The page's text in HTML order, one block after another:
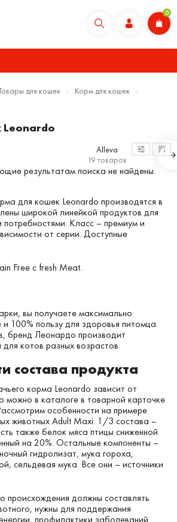
0
для кошек
Корм для кошек
Leonardo
Alleva
19 товаров
результатам поиска не найдены.
для кошек Leonardo производятся в
широкой линейкой продуктов для
потребностями. Класс – премиум и
от серии. Доступные
Free с fresh Meat.
вы получаете максимально
и 100% пользу для здоровья питомца.
бренд Леонардо производит
котов разных возрастов.
состава продукта
корма Leonardo зависит от
можно в каталоге в товарной карточке
особенности на примере
животных Adult Maxi. 1/3 состава –
также белок мяса птицы сниженной
на 20%. Остальные компоненты –
гидролизат, мука гороха,
сельдевая мука. Все они – источники
происхождения должны составлять
нужны для поддержания
профилактики заболеваний.